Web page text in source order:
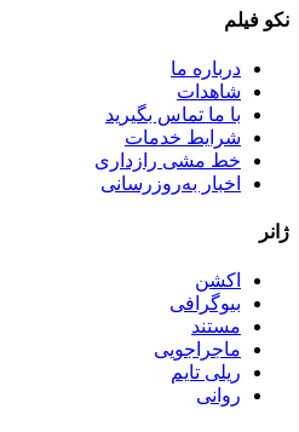
نکو فیلم
درباره ما
شاهدات
با ما تماس بگیرید
شرایط خدمات
خط مشی رازداری
اخبار به‌روزرسانی
ژانر
اکشن
بیوگرافی
مستند
ماجراجویی
ریلی تایم
روانی